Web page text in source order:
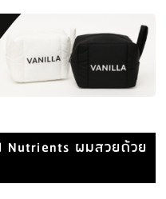
Nutrients ผมสวยด้วย